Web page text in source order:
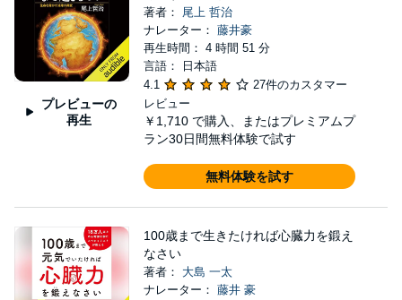
プレビューの
再生
著者： 尾上 哲治
ナレーター： 藤井豪
再生時間： 4 時間 51 分
言語： 日本語
4.1
27件のカスタマー
レビュー
￥1,710 で購入、またはプレミアムプ
ラン30日間無料体験で試す
無料体験を試す
100歳まで生きたければ心臓力を鍛え
なさい
著者： 大島 一太
ナレーター： 藤井 豪